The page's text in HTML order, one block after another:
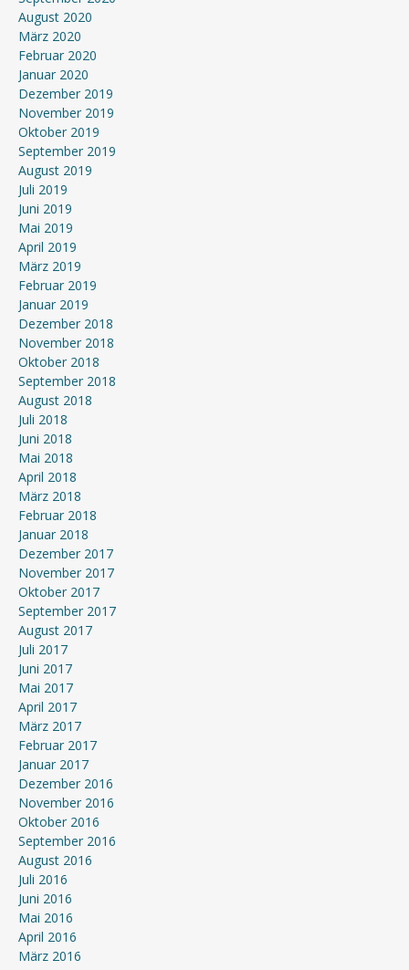
August 2020
März 2020
Februar 2020
Januar 2020
Dezember 2019
November 2019
Oktober 2019
September 2019
August 2019
Juli 2019
Juni 2019
Mai 2019
April 2019
März 2019
Februar 2019
Januar 2019
Dezember 2018
November 2018
Oktober 2018
September 2018
August 2018
Juli 2018
Juni 2018
Mai 2018
April 2018
März 2018
Februar 2018
Januar 2018
Dezember 2017
November 2017
Oktober 2017
September 2017
August 2017
Juli 2017
Juni 2017
Mai 2017
April 2017
März 2017
Februar 2017
Januar 2017
Dezember 2016
November 2016
Oktober 2016
September 2016
August 2016
Juli 2016
Juni 2016
Mai 2016
April 2016
März 2016